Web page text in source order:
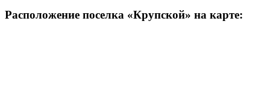
Расположение поселка «Крупской» на карте: